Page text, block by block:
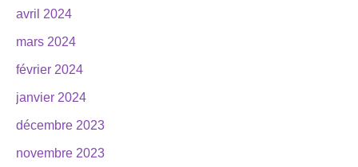
avril 2024
mars 2024
février 2024
janvier 2024
décembre 2023
novembre 2023